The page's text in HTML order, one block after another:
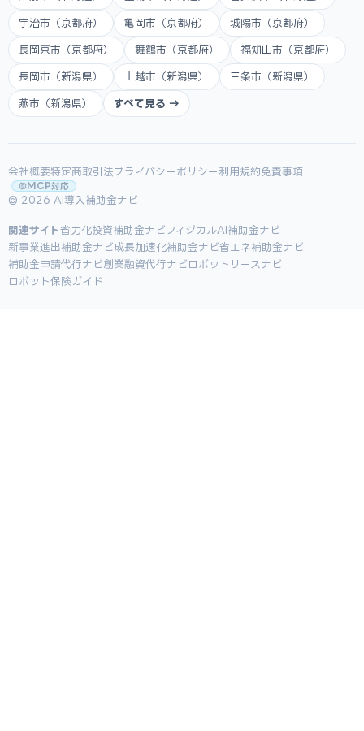
宇治市（京都府） 亀岡市（京都府） 城陽市（京都府）
長岡京市（京都府） 舞鶴市（京都府） 福知山市（京都府）
長岡市（新潟県） 上越市（新潟県） 三条市（新潟県）
燕市（新潟県） すべて見る →
会社概要特定商取引法プライバシーポリシー 利用規約免責事項
MCP対応
© 2026 AI導入補助金ナビ
関連サイト省力化投資補助金ナビ フィジカルAI補助金ナビ
新事業進出補助金ナビ成長加速化補助金ナビ省エネ補助金ナビ
補助金申請代行ナビ創業融資代行ナビ ロボットリースナビ
ロボット保険ガイド